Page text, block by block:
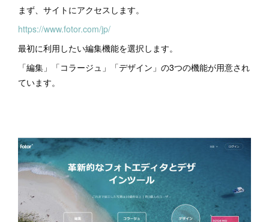
まず、サイトにアクセスします。
https://www.fotor.com/jp/
最初に利用したい編集機能を選択します。
「編集」「コラージュ」「デザイン」の3つの機能が用意され
ています。